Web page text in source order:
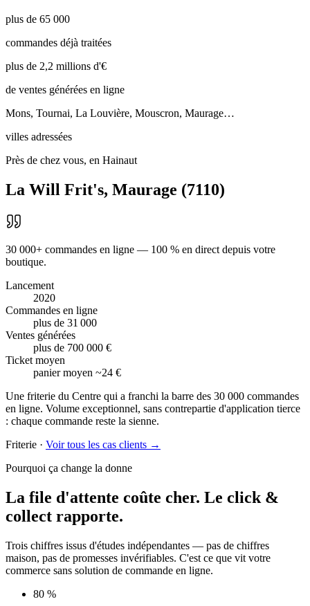
plus de 65 000
commandes déjà traitées
plus de 2,2 millions d'€
de ventes générées en ligne
Mons, Tournai, La Louvière, Mouscron, Maurage…
villes adressées
Près de chez vous, en Hainaut
La Will Frit's, Maurage (7110)
30 000+ commandes en ligne — 100 % en direct depuis votre
boutique.
Lancement
2020
Commandes en ligne
plus de 31 000
Ventes générées
plus de 700 000 €
Ticket moyen
panier moyen ~24 €
Une friterie du Centre qui a franchi la barre des 30 000 commandes
en ligne. Volume exceptionnel, sans contrepartie d'application tierce
: chaque commande reste la sienne.
Friterie · Voir tous les cas clients →
Pourquoi ça change la donne
La file d'attente coûte cher. Le click &
collect rapporte.
Trois chiffres issus d'études indépendantes — pas de chiffres
maison, pas de promesses invérifiables. C'est ce que vit votre
commerce sans solution de commande en ligne.
80 %